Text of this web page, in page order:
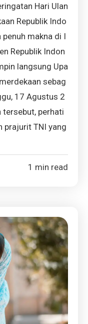
Hari Ulan
Republik Indo
makna di I
Republik Indon
langsung Upa
sebag
17 Agustus 2
tersebut, perhati
prajurit TNI yang
1 min read